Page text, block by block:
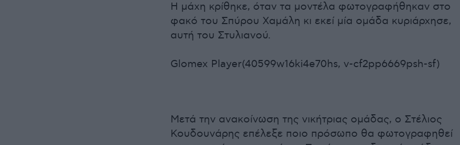
Η μάχη κρίθηκε, όταν τα μοντέλα φωτογραφήθηκαν στο
φακό του Σπύρου Χαμάλη κι εκεί μία ομάδα κυριάρχησε,
αυτή του Στυλιανού.
Glomex Player(40599w16ki4e70hs, v-cf2pp6669psh-sf)
Μετά την ανακοίνωση της νικήτριας ομάδας, ο Στέλιος
Κουδουνάρης επέλεξε ποιο πρόσωπο θα φωτογραφηθεί